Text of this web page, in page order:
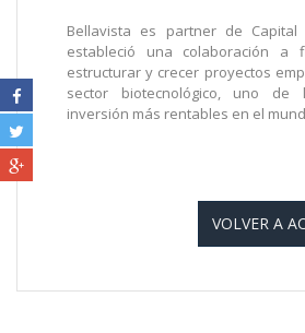
Bellavista es partner de
estableció una colaboración
estructurar y crecer proyectos
sector biotecnológico, uno de
inversión más rentables en el
VOLVER A